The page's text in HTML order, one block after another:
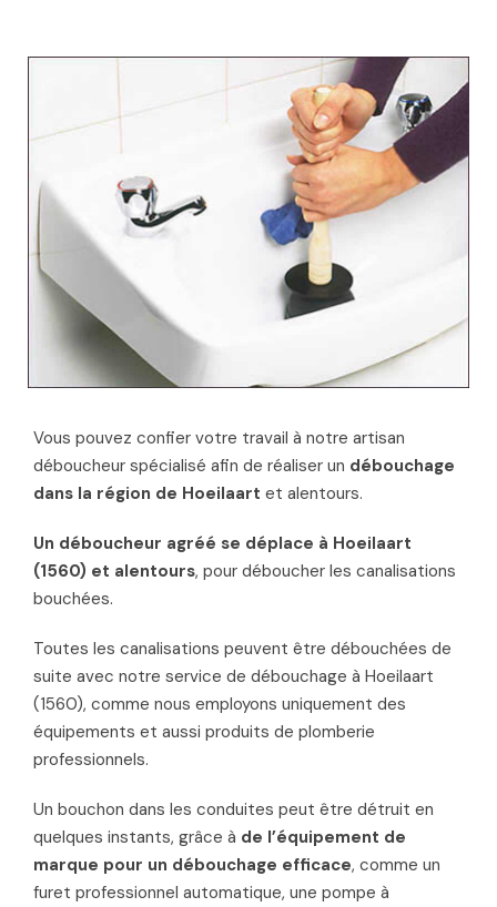
Vous pouvez confier votre travail à notre artisan
déboucheur spécialisé afin de réaliser un débouchage
dans la région de Hoeilaart et alentours.
Un déboucheur agréé se déplace à Hoeilaart
(1560) et alentours, pour déboucher les canalisations
bouchées.
Toutes les canalisations peuvent être débouchées de
suite avec notre service de débouchage à Hoeilaart
(1560), comme nous employons uniquement des
équipements et aussi produits de plomberie
professionnels.
Un bouchon dans les conduites peut être détruit en
quelques instants, grâce à de l’équipement de
marque pour un débouchage efficace, comme un
furet professionnel automatique, une pompe à